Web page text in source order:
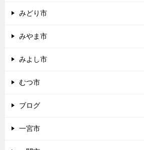
みどり市
みやま市
みよし市
むつ市
ブログ
一宮市